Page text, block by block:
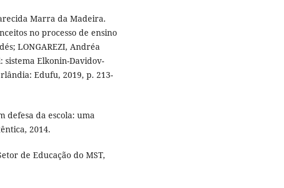
Marra da Madeira.
no processo de ensino
LONGAREZI, Andréa
sistema Elkonin-Davidov-
Edufu, 2019, p. 213-
defesa da escola: uma
2014.
de Educação do MST,